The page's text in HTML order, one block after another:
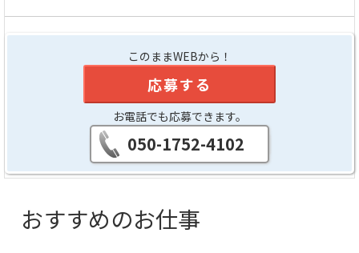
このままWEBから！
応募する
お電話でも応募できます。
050-1752-4102
おすすめのお仕事